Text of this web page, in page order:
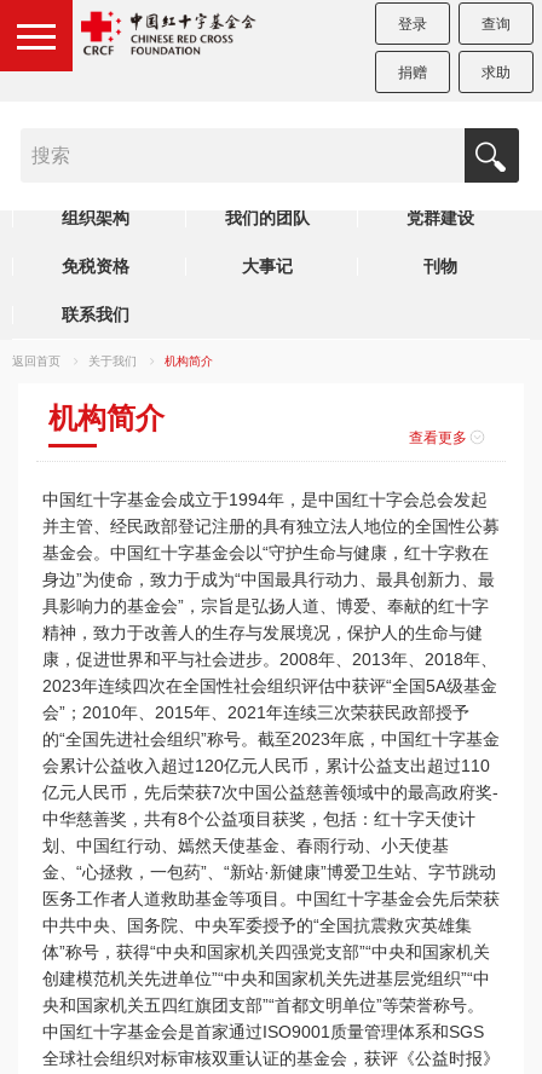
登录 查询
捐赠 求助
机构简介
组织架构 我们的团队 党群建设
免税资格 大事记 刊物
联系我们
返回首页 关于我们 机构简介
机构简介
查看更多
中国红十字基金会成立于1994年，是中国红十字会总会发起
并主管、经民政部登记注册的具有独立法人地位的全国性公募
基金会。中国红十字基金会以“守护生命与健康，红十字救在
身边”为使命，致力于成为“中国最具行动力、最具创新力、最
具影响力的基金会”，宗旨是弘扬人道、博爱、奉献的红十字
精神，致力于改善人的生存与发展境况，保护人的生命与健
康，促进世界和平与社会进步。2008年、2013年、2018年、
2023年连续四次在全国性社会组织评估中获评“全国5A级基金
会”；2010年、2015年、2021年连续三次荣获民政部授予
的“全国先进社会组织”称号。截至2023年底，中国红十字基金
会累计公益收入超过120亿元人民币，累计公益支出超过110
亿元人民币，先后荣获7次中国公益慈善领域中的最高政府奖-
中华慈善奖，共有8个公益项目获奖，包括：红十字天使计
划、中国红行动、嫣然天使基金、春雨行动、小天使基
金、“心拯救，一包药”、“新站·新健康”博爱卫生站、字节跳动
医务工作者人道救助基金等项目。中国红十字基金会先后荣获
中共中央、国务院、中央军委授予的“全国抗震救灾英雄集
体”称号，获得“中央和国家机关四强党支部”“中央和国家机关
创建模范机关先进单位”“中央和国家机关先进基层党组织”“中
央和国家机关五四红旗团支部”“首都文明单位”等荣誉称号。
中国红十字基金会是首家通过ISO9001质量管理体系和SGS
全球社会组织对标审核双重认证的基金会，获评《公益时报》